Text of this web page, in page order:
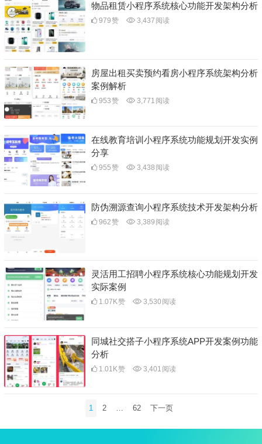
物品租赁小程序系统核心功能开发架构分析
979赞 3,437 阅读
房屋出租买卖预约看房小程序系统架构分析
案例解析
953赞 3,771 阅读
在线教育培训小程序系统功能规划开发实例
分享
955赞 3,438 阅读
防伪溯源查询小程序系统技术开发架构分析
962赞 3,389 阅读
灵活用工招聘小程序系统核心功能规划开发
实际案例
1.07K赞 3,530 阅读
同城社交搭子小程序系统APP开发案例功能
分析
1.01K赞 3,401 阅读
分
1 2 62 下一页